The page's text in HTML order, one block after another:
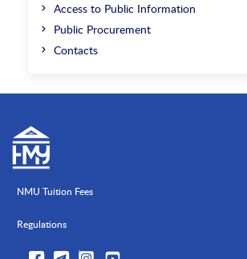
Access to Public Information
Public Procurement
Contacts
NMU Tuition Fees
Regulations